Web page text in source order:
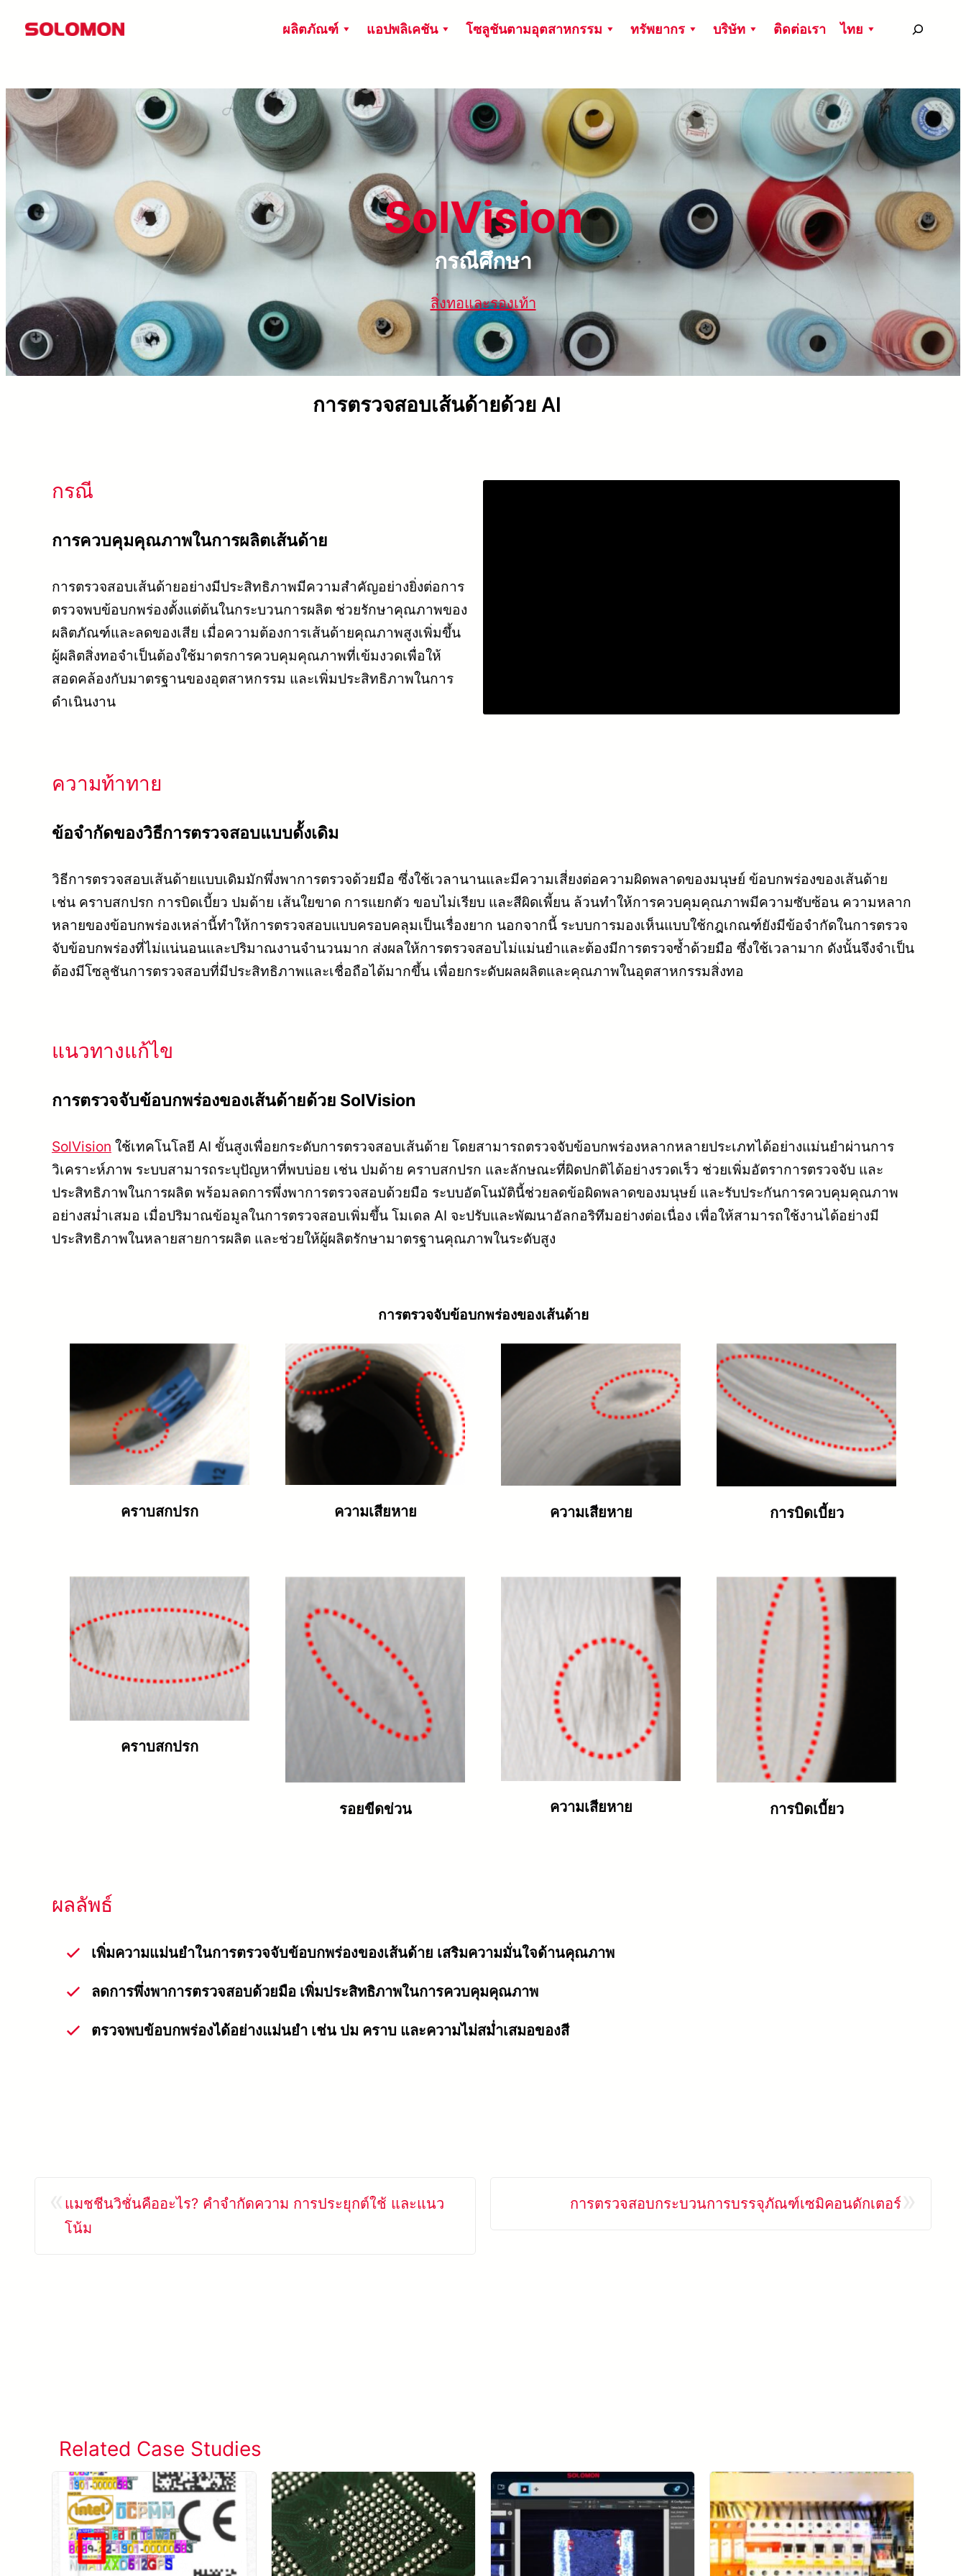
เนื้อหา
ผลิตภัณฑ์ แอปพลิเคชัน โซลูชันตามอุตสาหกรรม ทรัพยากร บริษัท ติดต่อเรา ไทย
SolVision
กรณีศึกษา
สิ่งทอและรองเท้า
การตรวจสอบเส้นด้ายด้วย AI
กรณี
การควบคุมคุณภาพในการผลิตเส้นด้าย
การตรวจสอบเส้นด้ายอย่างมีประสิทธิภาพมีความสำคัญอย่างยิ่งต่อการ
ตรวจพบข้อบกพร่องตั้งแต่ต้นในกระบวนการผลิต ช่วยรักษาคุณภาพของ
ผลิตภัณฑ์และลดของเสีย เมื่อความต้องการเส้นด้ายคุณภาพสูงเพิ่มขึ้น
ผู้ผลิตสิ่งทอจำเป็นต้องใช้มาตรการควบคุมคุณภาพที่เข้มงวดเพื่อให้
สอดคล้องกับมาตรฐานของอุตสาหกรรม และเพิ่มประสิทธิภาพในการ
ดำเนินงาน
ความท้าทาย
ข้อจำกัดของวิธีการตรวจสอบแบบดั้งเดิม
วิธีการตรวจสอบเส้นด้ายแบบเดิมมักพึ่งพาการตรวจด้วยมือ ซึ่งใช้เวลานานและมีความเสี่ยงต่อความผิดพลาดของมนุษย์ ข้อบกพร่องของเส้นด้าย
เช่น คราบสกปรก การบิดเบี้ยว ปมด้าย เส้นใยขาด การแยกตัว ขอบไม่เรียบ และสีผิดเพี้ยน ล้วนทำให้การควบคุมคุณภาพมีความซับซ้อน ความหลาก
หลายของข้อบกพร่องเหล่านี้ทำให้การตรวจสอบแบบครอบคลุมเป็นเรื่องยาก นอกจากนี้ ระบบการมองเห็นแบบใช้กฎเกณฑ์ยังมีข้อจำกัดในการตรวจ
จับข้อบกพร่องที่ไม่แน่นอนและปริมาณงานจำนวนมาก ส่งผลให้การตรวจสอบไม่แม่นยำและต้องมีการตรวจซ้ำด้วยมือ ซึ่งใช้เวลามาก ดังนั้นจึงจำเป็น
ต้องมีโซลูชันการตรวจสอบที่มีประสิทธิภาพและเชื่อถือได้มากขึ้น เพื่อยกระดับผลผลิตและคุณภาพในอุตสาหกรรมสิ่งทอ
แนวทางแก้ไข
การตรวจจับข้อบกพร่องของเส้นด้ายด้วย SolVision
SolVision ใช้เทคโนโลยี AI ขั้นสูงเพื่อยกระดับการตรวจสอบเส้นด้าย โดยสามารถตรวจจับข้อบกพร่องหลากหลายประเภทได้อย่างแม่นยำผ่านการ
วิเคราะห์ภาพ ระบบสามารถระบุปัญหาที่พบบ่อย เช่น ปมด้าย คราบสกปรก และลักษณะที่ผิดปกติได้อย่างรวดเร็ว ช่วยเพิ่มอัตราการตรวจจับ และ
ประสิทธิภาพในการผลิต พร้อมลดการพึ่งพาการตรวจสอบด้วยมือ ระบบอัตโนมัตินี้ช่วยลดข้อผิดพลาดของมนุษย์ และรับประกันการควบคุมคุณภาพ
อย่างสม่ำเสมอ เมื่อปริมาณข้อมูลในการตรวจสอบเพิ่มขึ้น โมเดล AI จะปรับและพัฒนาอัลกอริทึมอย่างต่อเนื่อง เพื่อให้สามารถใช้งานได้อย่างมี
ประสิทธิภาพในหลายสายการผลิต และช่วยให้ผู้ผลิตรักษามาตรฐานคุณภาพในระดับสูง
การตรวจจับข้อบกพร่องของเส้นด้าย
คราบสกปรก ความเสียหาย ความเสียหาย การบิดเบี้ยว
คราบสกปรก
รอยขีดข่วน ความเสียหาย การบิดเบี้ยว
ผลลัพธ์
เพิ่มความแม่นยำในการตรวจจับข้อบกพร่องของเส้นด้าย เสริมความมั่นใจด้านคุณภาพ
ลดการพึ่งพาการตรวจสอบด้วยมือ เพิ่มประสิทธิภาพในการควบคุมคุณภาพ
ตรวจพบข้อบกพร่องได้อย่างแม่นยำ เช่น ปม คราบ และความไม่สม่ำเสมอของสี
แมชชีนวิชั่นคืออะไร? คำจำกัดความ การประยุกต์ใช้ และแนว
โน้ม
การตรวจสอบกระบวนการบรรจุภัณฑ์เซมิคอนดักเตอร์
Related Case Studies